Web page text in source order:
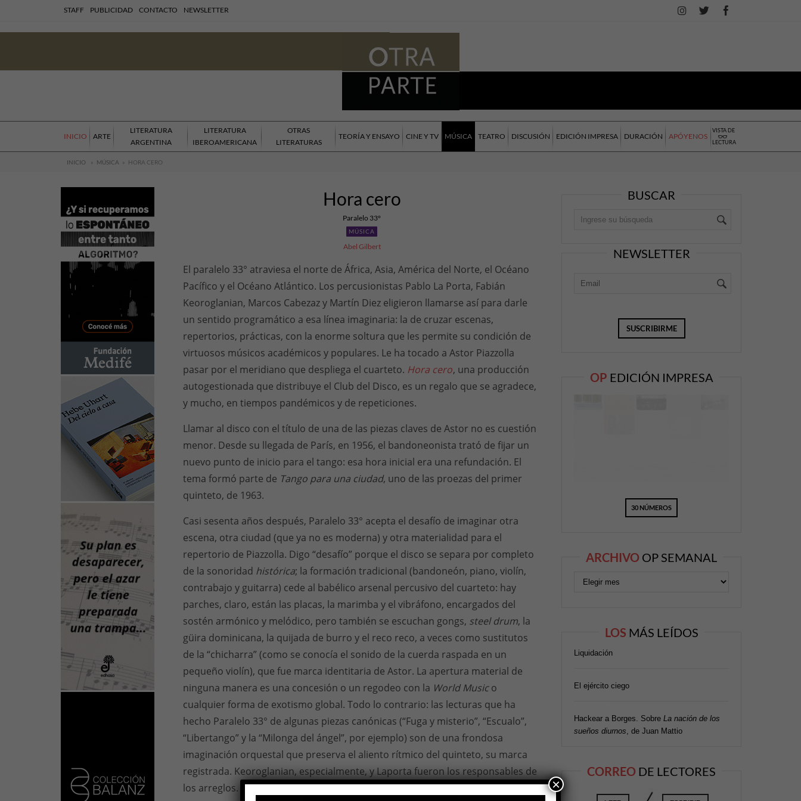
STAFF PUBLICIDAD CONTACTO NEWSLETTER
INICIO ARTE
LITERATURA
ARGENTINA
LITERATURA
IBEROAMERICANA
OTRAS
LITERATURAS
TEORÍA Y ENSAYO CINE Y TV MÚSICA TEATRO DISCUSIÓN EDICIÓN IMPRESA DURACIÓN APÓYENOS
VISTA DE
LECTURA
INICIO » MÚSICA » HORA CERO
Hora cero
Paralelo 33°
MÚSICA
Abel Gilbert
El paralelo 33° atraviesa el norte de África, Asia, América del Norte, el Océano
Pacífico y el Océano Atlántico. Los percusionistas Pablo La Porta, Fabián
Keoroglanian, Marcos Cabezaz y Martín Diez eligieron llamarse así para darle
un sentido programático a esa línea imaginaria: la de cruzar escenas,
repertorios, prácticas, con la enorme soltura que les permite su condición de
virtuosos músicos académicos y populares. Le ha tocado a Astor Piazzolla
pasar por el meridiano que despliega el cuarteto. Hora cero, una producción
autogestionada que distribuye el Club del Disco, es un regalo que se agradece,
y mucho, en tiempos pandémicos y de repeticiones.
Llamar al disco con el título de una de las piezas claves de Astor no es cuestión
menor. Desde su llegada de París, en 1956, el bandoneonista trató de fijar un
nuevo punto de inicio para el tango: esa hora inicial era una refundación. El
tema formó parte de Tango para una ciudad, uno de las proezas del primer
quinteto, de 1963.
Casi sesenta años después, Paralelo 33° acepta el desafío de imaginar otra
escena, otra ciudad (que ya no es moderna) y otra materialidad para el
repertorio de Piazzolla. Digo “desafío” porque el disco se separa por completo
de la sonoridad histórica; la formación tradicional (bandoneón, piano, violín,
contrabajo y guitarra) cede al babélico arsenal percusivo del cuarteto: hay
parches, claro, están las placas, la marimba y el vibráfono, encargados del
sostén armónico y melódico, pero también se escuchan gongs, steel drum, la
güira dominicana, la quijada de burro y el reco reco, a veces como sustitutos
de la “chicharra” (como se conocía el sonido de la cuerda raspada en un
pequeño violín), que fue marca identitaria de Astor. La apertura material de
ninguna manera es una concesión o un regodeo con la World Musico
cualquier forma de exotismo global. Todo lo contrario: las lecturas que ha
hecho Paralelo 33° de algunas piezas canónicas (“Fuga y misterio”, “Escualo”,
“Libertango” y la “Milonga del ángel”, por ejemplo) son de una frondosa
imaginación orquestal que preserva el aliento rítmico del quinteto, su marca
registrada. Keoroglanian, especialmente, y Laporta fueron los responsables de
los arreglos.
BUSCAR
NEWSLETTER
OP EDICIÓN IMPRESA
30 NÚMEROS
ARCHIVO OP SEMANAL
LOS MÁS LEÍDOS
Liquidación
El ejército ciego
Hackear a Borges. Sobre La nación de los
sueños diurnos , de Juan Mattio
CORREO DE LECTORES
×